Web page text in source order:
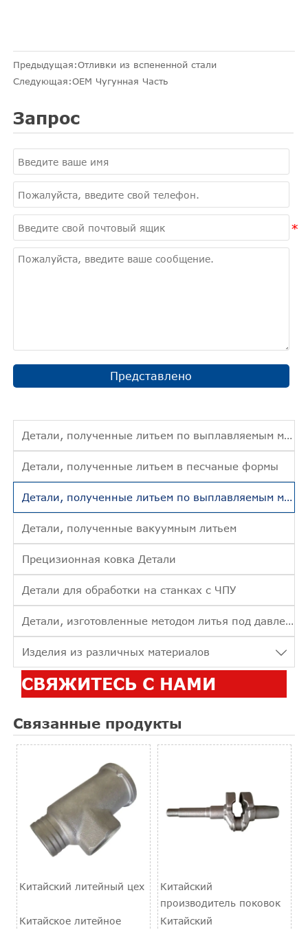
Предыдущая:Отливки из вспененной стали
Следующая:OEM Чугунная Часть
Запрос
Представлено
Детали, полученные литьем по выплавляемым моделям
Детали, полученные литьем в песчаные формы
Детали, полученные литьем по выплавляемым моделям
Детали, полученные вакуумным литьем
Прецизионная ковка Детали
Детали для обработки на станках с ЧПУ
Детали, изготовленные методом литья под давлением
Изделия из различных материалов 
СВЯЖИТЕСЬ С НАМИ
Связанные продукты
Китайский литейный цех
Китайское литейное
Китайский
производитель поковок
Китайский